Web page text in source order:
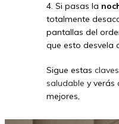
4. Si pasas la
totalmente
pantallas del
que esto desvela
Sigue estas
saludable y verás
mejores,